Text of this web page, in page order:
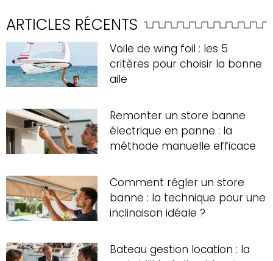
ARTICLES RÉCENTS
Voile de wing foil : les 5
critères pour choisir la bonne
aile
Remonter un store banne
électrique en panne : la
méthode manuelle efficace
Comment régler un store
banne : la technique pour une
inclinaison idéale ?
Bateau gestion location : la